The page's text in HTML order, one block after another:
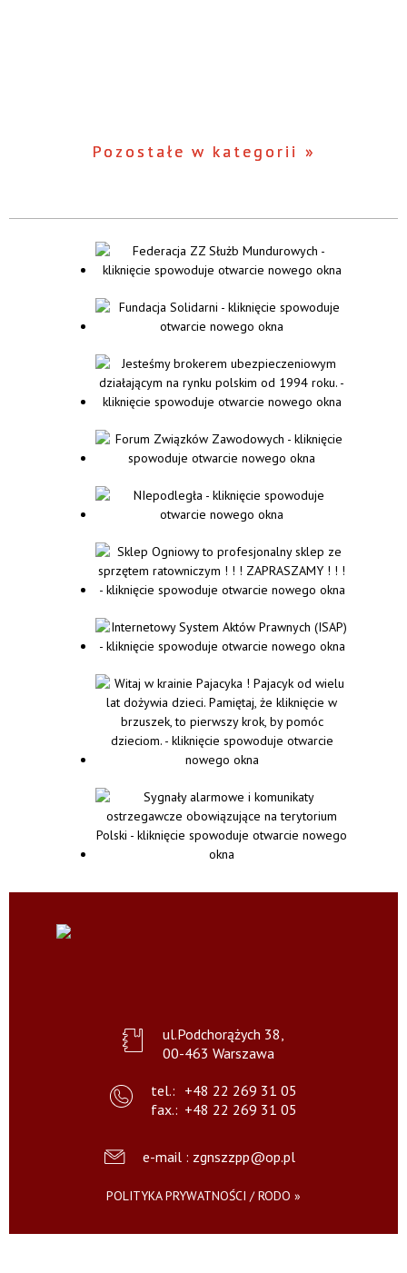
Pozostałe w kategorii
ul.Podchorążych 38,
00-463 Warszawa
tel.: +48 22 269 31 05
fax.: +48 22 269 31 05
e-mail : zgnszzpp@op.pl
POLITYKA PRYWATNOŚCI / RODO »